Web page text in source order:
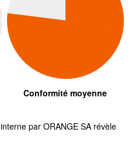
Conformité moyenne
parORANGE SA révèle